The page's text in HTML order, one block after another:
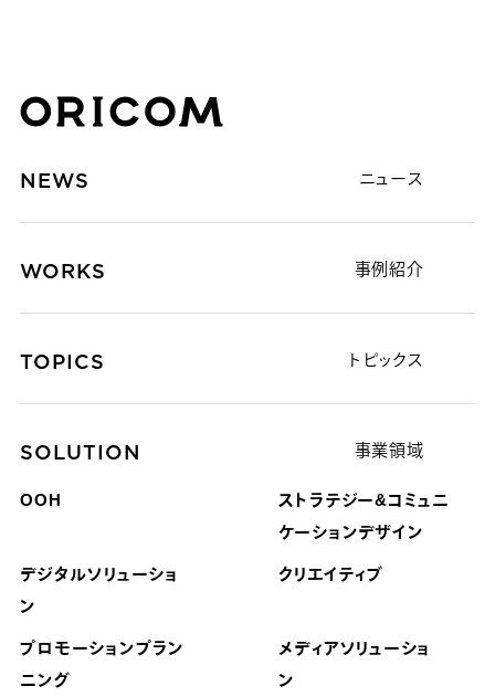
株式会社オリコム ORICOM CO.,LTD.
NEWS ニュース
WORKS 事例紹介
TOPICS トピックス
SOLUTION 事業領域
OOH
ストラテジー&コミュニ
ケーションデザイン
デジタルソリューショ
ン
クリエイティブ
プロモーションプラン
ニング
メディアソリューショ
ン